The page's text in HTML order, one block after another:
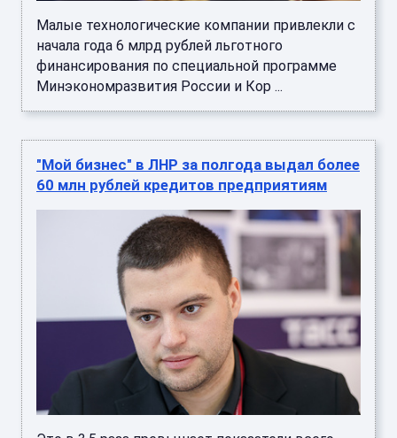
Малые технологические компании привлекли с
начала года 6 млрд рублей льготного
финансирования по специальной программе
Минэкономразвития России и Кор ...
"Мой бизнес" в ЛНР за полгода выдал более
60 млн рублей кредитов предприятиям